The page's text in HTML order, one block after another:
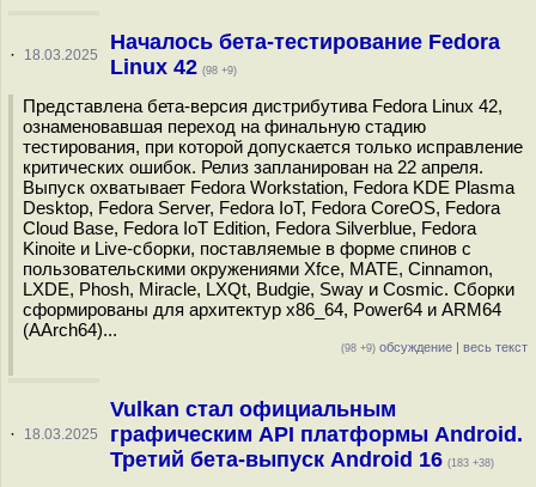
· 18.03.2025
Началось бета-тестирование Fedora
Linux 42 (98 +9)
Представлена бета-версия дистрибутива Fedora Linux 42,
ознаменовавшая переход на финальную стадию
тестирования, при которой допускается только исправление
критических ошибок. Релиз запланирован на 22 апреля.
Выпуск охватывает Fedora Workstation, Fedora KDE Plasma
Desktop, Fedora Server, Fedora IoT, Fedora CoreOS, Fedora
Cloud Base, Fedora IoT Edition, Fedora Silverblue, Fedora
Kinoite и Live-сборки, поставляемые в форме спинов c
пользовательскими окружениями Xfce, MATE, Cinnamon,
LXDE, Phosh, Miracle, LXQt, Budgie, Sway и Cosmic. Сборки
сформированы для архитектур x86_64, Power64 и ARM64
(AArch64)...
(98 +9) обсуждение | весь текст
· 18.03.2025
Vulkan стал официальным
графическим API платформы Android.
Третий бета-выпуск Android 16 (183 +38)